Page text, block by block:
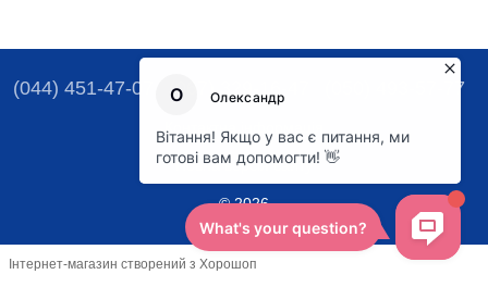
(044) 451-47-07 (067) 329-16-47 (050) 493-57-77
Контактна інформація
Повна версія сайту
© 2026
Інтернет-магазин створений з Хорошоп